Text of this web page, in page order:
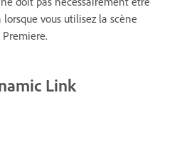
lorsque vous utilisez la scène
Link